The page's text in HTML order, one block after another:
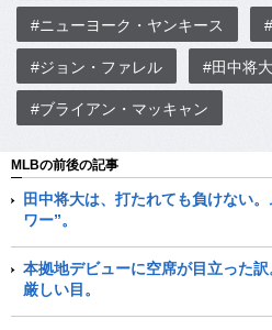
#ニューヨーク・ヤンキース
#ジョン・ファレル #田中将大
#ブライアン・マッキャン
MLBの前後の記事
田中将大は、打たれても負けない
ワー”。
本拠地デビューに空席が目立った
厳しい目。